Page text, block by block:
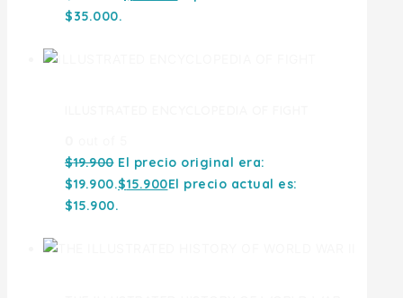
$35.000.
$19.900 El precio original era:
$19.900.$15.900El precio actual es:
$15.900.